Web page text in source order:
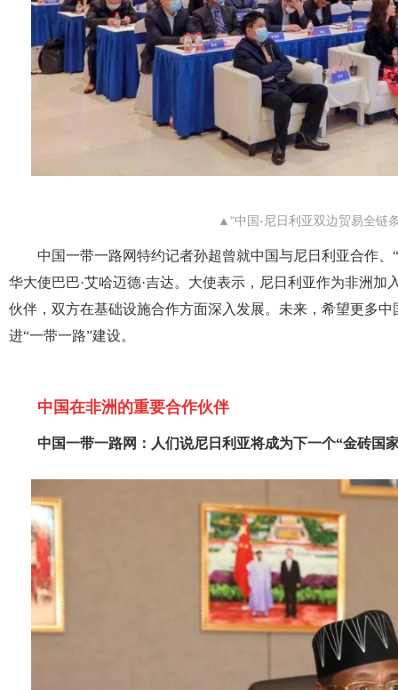
▲“中国-尼日利亚双边贸易全链
中国一带一路网特约记者孙超曾就中国与尼日利亚合作
华大使巴巴·艾哈迈德·吉达。大使表示，尼日利亚作为非洲
伙伴，双方在基础设施合作方面深入发展。未来，希望更多
进“一带一路”建设。
中国在非洲的重要合作伙伴
中国一带一路网：人们说尼日利亚将成为下一个“金砖国